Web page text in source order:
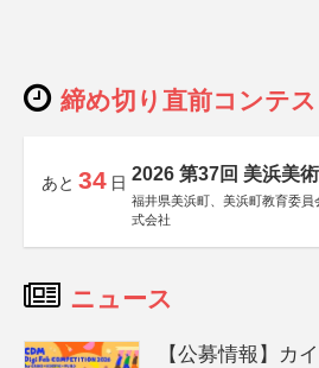
締め切り直前コンテス
あと 34 日 2026 第37回 美浜美
福井県美浜町、美浜町教育委
式会社
ニュース
【公募情報】カ